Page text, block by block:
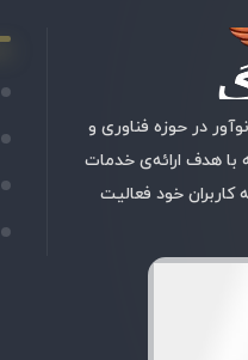
در حوزه فناوری و
با هدف ارائه‌ی خدمات
کاربران خود فعالیت